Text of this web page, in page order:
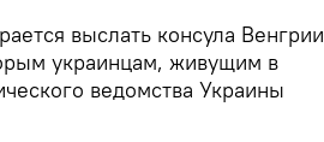
выслать консула Венгрии
украинцам, живущим в
ведомства Украины